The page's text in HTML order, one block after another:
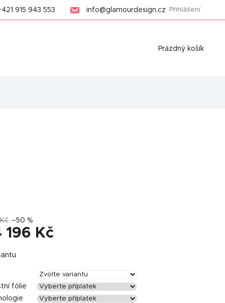
915 943 553 info@glamourdesign.cz Přihlášení
Nákupní
Prázdný košík
–50 %
196 Kč
fólie